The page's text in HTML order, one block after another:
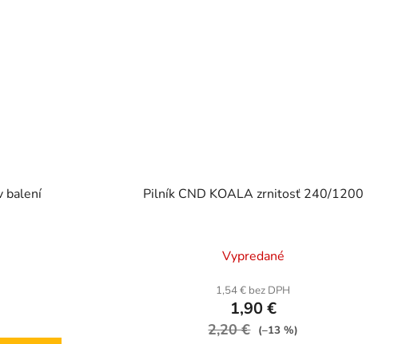
balení Pilník CND KOALA zrnitosť 240/1200
Vypredané
1,54 € bez DPH
1,90 €
2,20 € (–13 %)